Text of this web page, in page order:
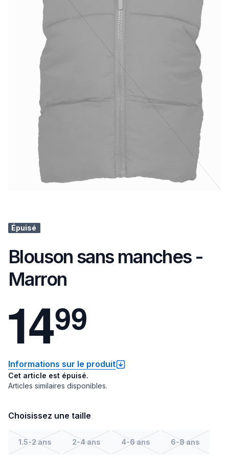
Épuisé
Blouson sans manches -
Marron
1499
Informations sur le produit
Cet article est épuisé.
Articles similaires disponibles.
Choisissez une taille
1.5-2 ans 2-4 ans 4-6 ans 6-8 ans